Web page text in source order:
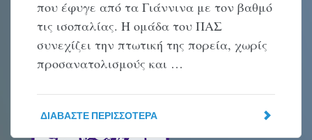
που έφυγε από τα Γιάννινα με τον βαθμό
τις ισοπαλίας. H ομάδα του ΠΑΣ
συνεχίζει την πτωτική της πορεία, χωρίς
προσανατολισμούς και …
ΔΙΑΒΆΣΤΕ ΠΕΡΙΣΣΌΤΕΡΑ